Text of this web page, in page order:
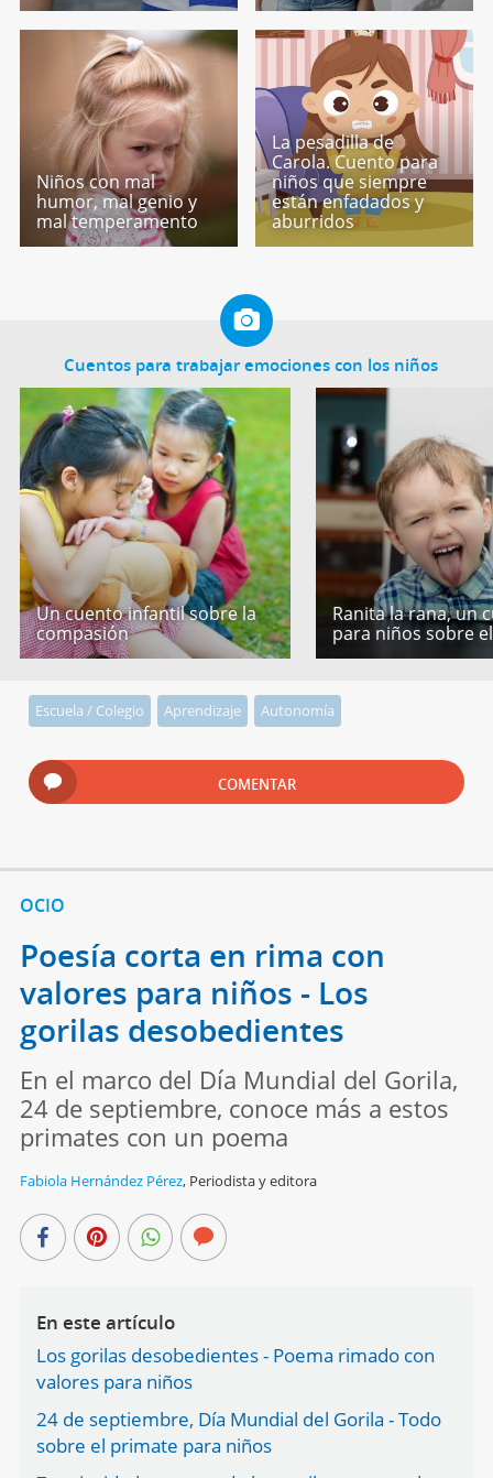
Niños con mal
humor, mal genio y
mal temperamento
La pesadilla de
Carola. Cuento para
niños que siempre
están enfadados y
aburridos
Cuentos para trabajar emociones con los niños
Un cuento infantil sobre la
compasión
Ranita la rana, un
para niños sobre
Escuela / Colegio Aprendizaje Autonomía
COMENTAR
OCIO
Poesía corta en rima con
valores para niños - Los
gorilas desobedientes
En el marco del Día Mundial del Gorila,
24 de septiembre, conoce más a estos
primates con un poema
Fabiola Hernández Pérez, Periodista y editora
En este artículo
Los gorilas desobedientes - Poema rimado con
valores para niños
24 de septiembre, Día Mundial del Gorila - Todo
sobre el primate para niños